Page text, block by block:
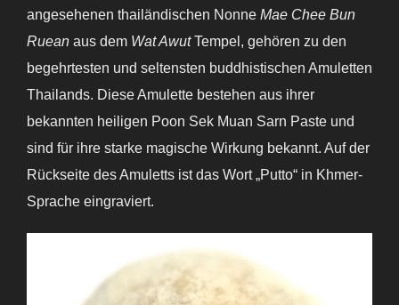
angesehenen thailändischen Nonne Mae Chee Bun
Ruean aus dem Wat AwutTempel, gehören zu den
begehrtesten und seltensten buddhistischen Amuletten
Thailands. Diese Amulette bestehen aus ihrer
bekannten heiligen Poon Sek Muan Sarn Paste und
sind für ihre starke magische Wirkung bekannt. Auf der
Rückseite des Amuletts ist das Wort „Putto“ in Khmer-
Sprache eingraviert.